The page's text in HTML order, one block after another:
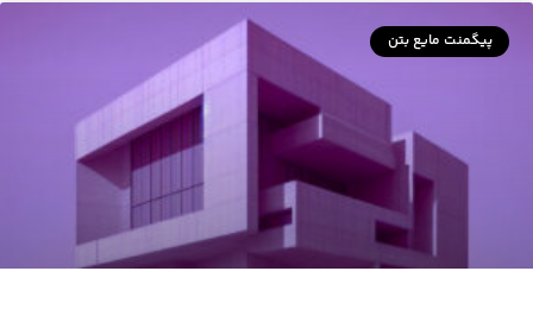
پیگمنت مایع بتن